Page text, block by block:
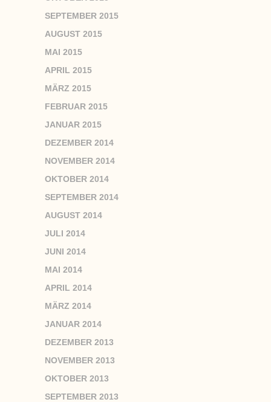
SEPTEMBER 2015
AUGUST 2015
MAI 2015
APRIL 2015
MÄRZ 2015
FEBRUAR 2015
JANUAR 2015
DEZEMBER 2014
NOVEMBER 2014
OKTOBER 2014
SEPTEMBER 2014
AUGUST 2014
JULI 2014
JUNI 2014
MAI 2014
APRIL 2014
MÄRZ 2014
JANUAR 2014
DEZEMBER 2013
NOVEMBER 2013
OKTOBER 2013
SEPTEMBER 2013